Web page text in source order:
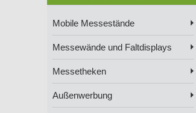
Mobile Messestände
Messewände und Faltdisplays
Messetheken
Außenwerbung